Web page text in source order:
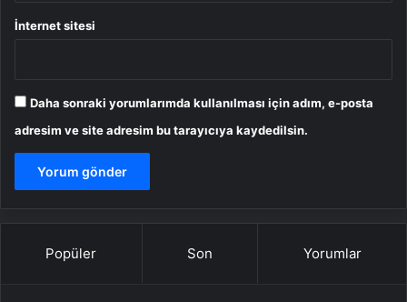
İnternet sitesi
Daha sonraki yorumlarımda kullanılması için adım, e-posta
adresim ve site adresim bu tarayıcıya kaydedilsin.
Popüler Son Yorumlar